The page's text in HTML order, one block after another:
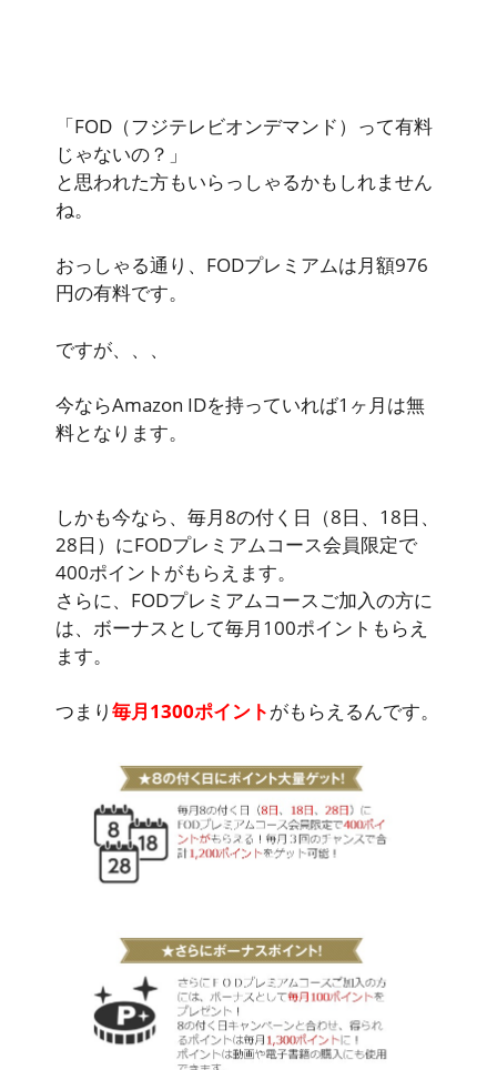
「FOD（フジテレビオンデマンド）って有料
じゃないの？」
と思われた方もいらっしゃるかもしれません
ね。
おっしゃる通り、FODプレミアムは月額976
円の有料です。
ですが、、、
今ならAmazon IDを持っていれば1ヶ月は無
料となります。
しかも今なら、毎月8の付く日（8日、18日、
28日）にFODプレミアムコース会員限定で
400ポイントがもらえます。
さらに、FODプレミアムコースご加入の方に
は、ボーナスとして毎月100ポイントもらえ
ます。
つまり毎月1300ポイントがもらえるんです。